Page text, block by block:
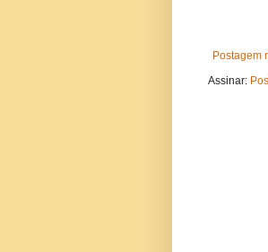
Postagem
Assinar: